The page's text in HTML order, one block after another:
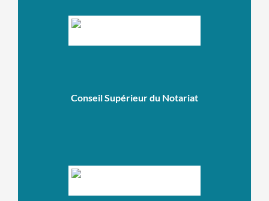
Conseil Supérieur du Notariat